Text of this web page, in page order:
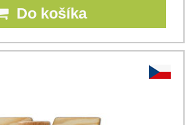
Do košíka